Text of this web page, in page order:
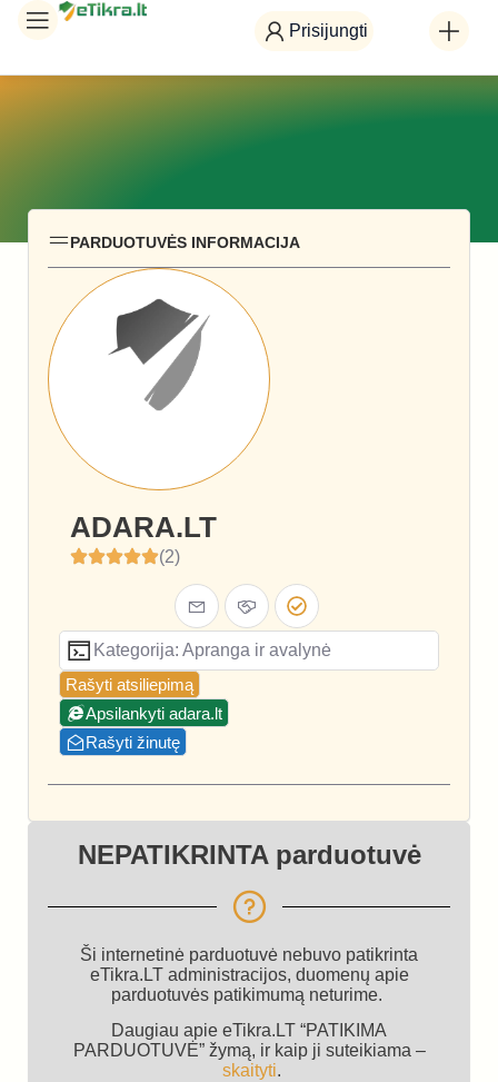
Prisijungti
PARDUOTUVĖS INFORMACIJA
ADARA.LT
(2)
Kategorija: Apranga ir avalynė
Rašyti atsiliepimą
Apsilankyti adara.lt
Rašyti žinutę
NEPATIKRINTA parduotuvė
Ši internetinė parduotuvė nebuvo patikrinta
eTikra.LT administracijos, duomenų apie
parduotuvės patikimumą neturime.
Daugiau apie eTikra.LT “PATIKIMA
PARDUOTUVĖ” žymą, ir kaip ji suteikiama –
skaityti.